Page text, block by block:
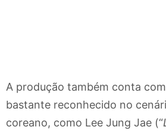
A produção também conta
bastante reconhecido no
coreano, como Lee Jung Jae (“